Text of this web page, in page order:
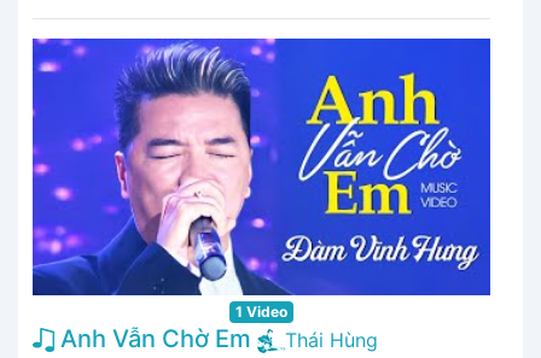
1 Video
Anh Vẫn Chờ Em
Thái Hùng